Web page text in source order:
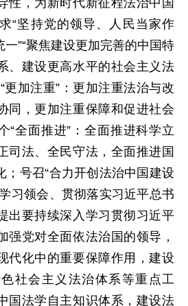
性，为新时代新征程法治中国
“坚持党的领导、人民当家作
”“聚焦建设更加完善的中国特
、建设更高水平的社会主义法
更加注重”：更加注重法治与改
同，更加注重保障和促进社会
“全面推进”：全面推进科学立
司法、全民守法，全面推进国
；号召“合力开创法治中国建设
习领会、贯彻落实习近平总书
出要持续深入学习贯彻习近平
强党对全面依法治国的领导，
代化中的重要保障作用，建设
社会主义法治体系等重点工
国法学自主知识体系，建设法